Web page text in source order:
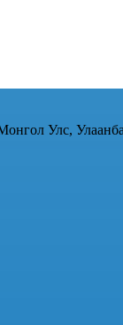
Улс,